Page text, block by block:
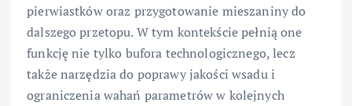
pierwiastków oraz przygotowanie mieszaniny do
dalszego przetopu. W tym kontekście pełnią one
funkcję nie tylko bufora technologicznego, lecz
także narzędzia do poprawy jakości wsadu i
ograniczenia wahań parametrów w kolejnych